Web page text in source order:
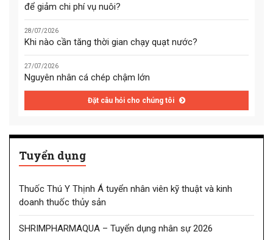
để giảm chi phí vụ nuôi?
28/07/2026
Khi nào cần tăng thời gian chạy quạt nước?
27/07/2026
Nguyên nhân cá chép chậm lớn
Đặt câu hỏi cho chúng tôi
Tuyển dụng
Thuốc Thú Y Thịnh Á tuyển nhân viên kỹ thuật và kinh
doanh thuốc thủy sản
SHRIMPHARMAQUA – Tuyển dụng nhân sự 2026